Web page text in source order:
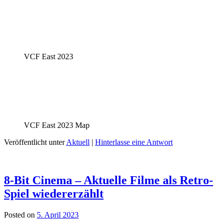
VCF East 2023
VCF East 2023 Map
Veröffentlicht unterAktuell | Hinterlasse eine Antwort
8-Bit Cinema – Aktuelle Filme als Retro-
Spiel wiedererzählt
Posted on 5. April 2023